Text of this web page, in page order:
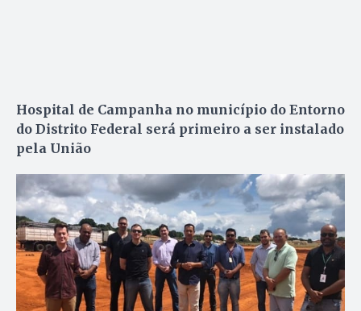
Hospital de Campanha no município do Entorno
do Distrito Federal será primeiro a ser instalado
pela União